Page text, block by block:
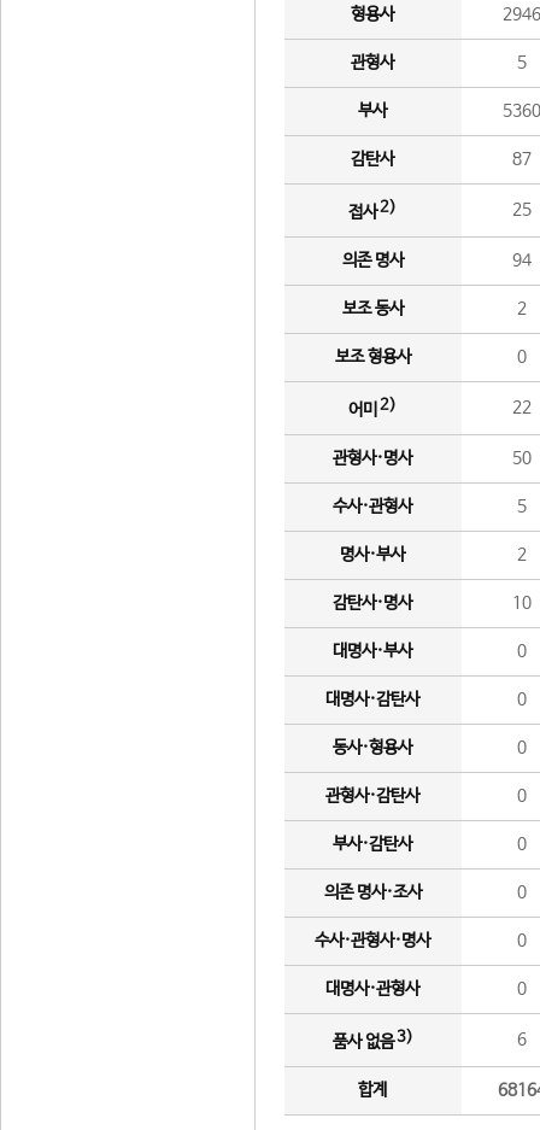
형용사 2946
관형사 5
부사 5360
감탄사 87
접사2) 25
의존 명사 94
보조 동사 2
보조 형용사 0
어미 2) 22
관형사·명사 50
수사·관형사 5
명사·부사 2
감탄사·명사 10
대명사·부사 0
대명사·감탄사 0
동사·형용사 0
관형사·감탄사 0
부사·감탄사 0
의존 명사·조사 0
수사·관형사·명사 0
대명사·관형사 0
품사 없음3) 6
합계